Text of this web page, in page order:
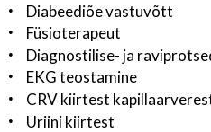
Diabeediõe vastuvõtt
Füsioterapeut
Diagnostilise- ja
EKG teostamine
CRV kiirtest
Uriini kiirtest